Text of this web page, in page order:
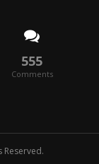
555
Comments
Reserved.